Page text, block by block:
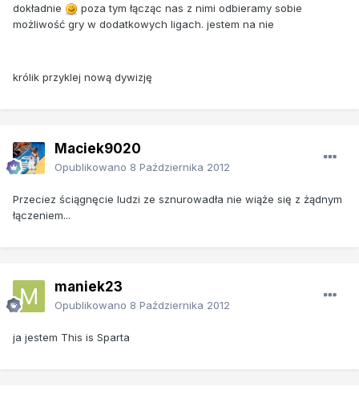
dokładnie
poza tym łącząc nas z nimi odbieramy sobie
możliwość gry w dodatkowych ligach. jestem na nie
królik przyklej nową dywizję
Maciek9020
Opublikowano 8 Października 2012
Przeciez ściągnęcie ludzi ze sznurowadła nie wiąże się z żądnym
łączeniem...
maniek23
Opublikowano 8 Października 2012
ja jestem This is Sparta